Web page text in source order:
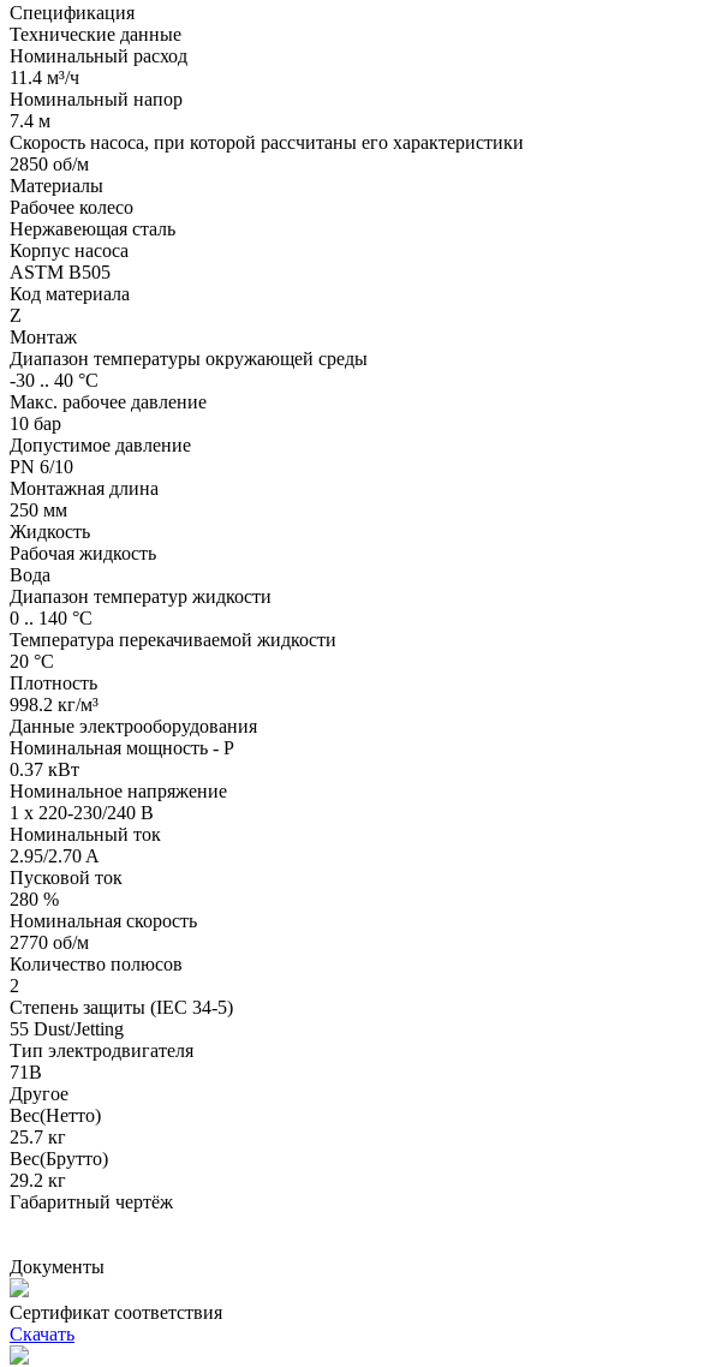
Спецификация
Технические данные
Номинальный расход
11.4 м³/ч
Номинальный напор
7.4 м
Скорость насоса, при которой рассчитаны его характеристики
2850 об/м
Материалы
Рабочее колесо
Нержавеющая сталь
Корпус насоса
ASTM B505
Код материала
Z
Монтаж
Диапазон температуры окружающей среды
-30 .. 40 °C
Макс. рабочее давление
10 бар
Допустимое давление
PN 6/10
Монтажная длина
250 мм
Жидкость
Рабочая жидкость
Вода
Диапазон температур жидкости
0 .. 140 °C
Температура перекачиваемой жидкости
20 °C
Плотность
998.2 кг/м³
Данные электрооборудования
Номинальная мощность - P
0.37 кВт
Номинальное напряжение
1 x 220-230/240 В
Номинальный ток
2.95/2.70 A
Пусковой ток
280 %
Номинальная скорость
2770 об/м
Количество полюсов
2
Степень защиты (IEC 34-5)
55 Dust/Jetting
Тип электродвигателя
71B
Другое
Вес(Нетто)
25.7 кг
Вес(Брутто)
29.2 кг
Габаритный чертёж
Документы
Сертификат соответствия
Скачать